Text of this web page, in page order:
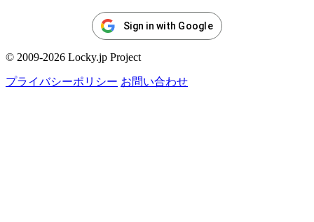
Sign in with Google
© 2009-2026 Locky.jp Project
プライバシーポリシー お問い合わせ